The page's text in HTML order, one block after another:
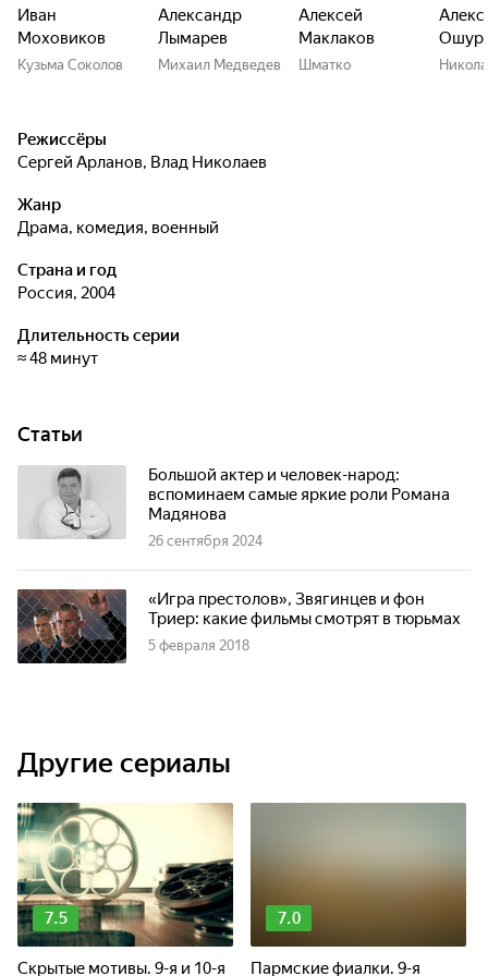
Иван
Моховиков
Кузьма Соколов
Александр
Лымарев
Михаил Медведев
Алексей
Маклаков
Шматко
Режиссёры
Сергей Арланов, Влад Николаев
Жанр
драма, комедия, военный
Страна и год
Россия, 2004
Длительность серии
≈ 48 минут
Статьи
Большой актер и человек-народ:
вспоминаем самые яркие роли Романа
Мадянова
26 сентября 2024
«Игра престолов», Звягинцев и фон
Триер: какие фильмы смотрят в тюрьмах
5 февраля 2018
Другие сериалы
7.5
Скрытые мотивы. 9-я и 10-я
7.0
Пармские фиалки. 9-я